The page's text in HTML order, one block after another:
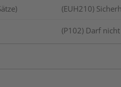
(EUH210)
(P102) Darf